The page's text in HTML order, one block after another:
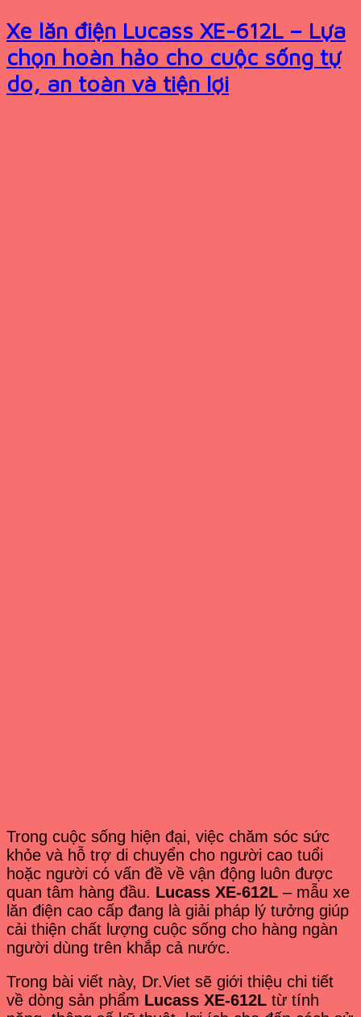
Xe lăn điện Lucass XE-612L – Lựa
chọn hoàn hảo cho cuộc sống tự
do, an toàn và tiện lợi
Trong cuộc sống hiện đại, việc chăm sóc sức
khỏe và hỗ trợ di chuyển cho người cao tuổi
hoặc người có vấn đề về vận động luôn được
quan tâm hàng đầu. Lucass XE-612L – mẫu xe
lăn điện cao cấp đang là giải pháp lý tưởng giúp
cải thiện chất lượng cuộc sống cho hàng ngàn
người dùng trên khắp cả nước.
Trong bài viết này, Dr.Viet sẽ giới thiệu chi tiết
về dòng sản phẩm Lucass XE-612L từ tính